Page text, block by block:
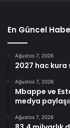
En Güncel
Ağustos 7, 2026
2027 hac kura
Ağustos 7, 2026
Mbappe ve
medya
Ağustos 7, 2026